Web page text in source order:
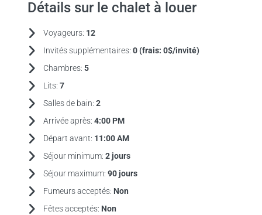
Détails sur le chalet à louer
Voyageurs: 12
Invités supplémentaires: 0 (frais: 0$/invité)
Chambres: 5
Lits: 7
Salles de bain: 2
Arrivée après: 4:00 PM
Départ avant: 11:00 AM
Séjour minimum: 2 jours
Séjour maximum: 90 jours
Fumeurs acceptés: Non
Fêtes acceptés: Non